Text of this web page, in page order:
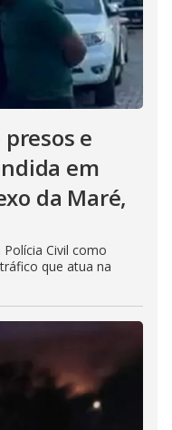
e
em
da Maré,
Civil como
que atua na